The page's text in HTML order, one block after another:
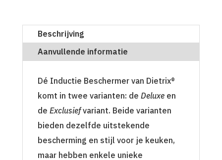
Beschrijving
Aanvullende informatie
Dé Inductie Beschermer van Dietrix®
komt in twee varianten: de Deluxeen
de Exclusiefvariant. Beide varianten
bieden dezelfde uitstekende
bescherming en stijl voor je keuken,
maar hebben enkele unieke